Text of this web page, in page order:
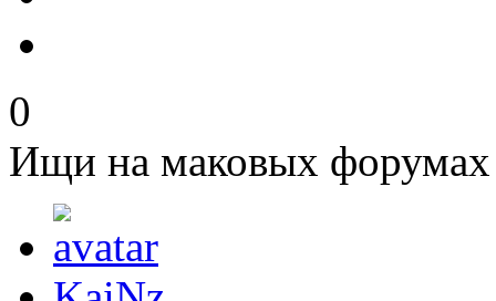
0
Ищи на маковых форумах